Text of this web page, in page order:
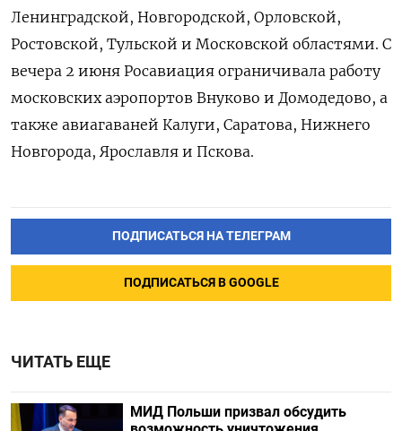
Ленинградской, Новгородской, Орловской,
Ростовской, Тульской и Московской областями. С
вечера 2 июня Росавиация ограничивала работу
московских аэропортов Внуково и Домодедово, а
также авиагаваней Калуги, Саратова, Нижнего
Новгорода, Ярославля и Пскова.
ПОДПИСАТЬСЯ НА ТЕЛЕГРАМ
ПОДПИСАТЬСЯ В GOOGLE
ЧИТАТЬ ЕЩЕ
МИД Польши призвал обсудить